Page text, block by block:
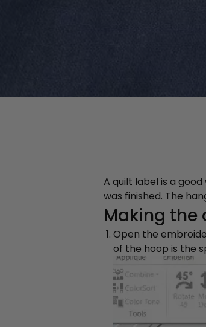
A quilt label is a
was finished. The
Making the
Open the
of the hoop is the